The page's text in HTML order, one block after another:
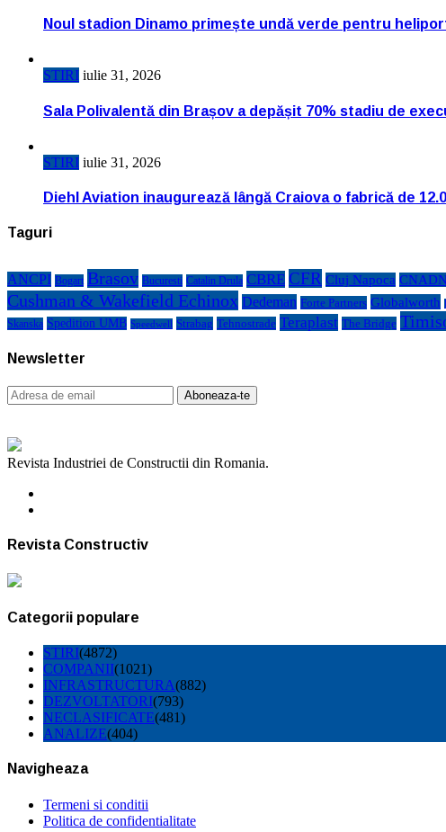
Noul stadion Dinamo primește undă verde pentru
STIRI iulie 31, 2026
Sala Polivalentă din Brașov a depășit 70% stadiu de
STIRI iulie 31, 2026
Diehl Aviation inaugurează lângă Craiova o fabrică de
Taguri
ANCPI Bogart Brasov Bucuresti Catalin Drula CBRE CFR Cluj Napoca
Cushman & Wakefield Echinox Dedeman Forte Partners Globalworth
Skanska Spedition UMB Speedwell Strabag Tehnostrade Teraplast The Bridge
Newsletter
Revista Industriei de Constructii din Romania.
Revista Constructiv
Categorii populare
STIRI(4872)
COMPANII(1021)
INFRASTRUCTURA(882)
DEZVOLTATORI(793)
NECLASIFICATE(481)
ANALIZE(404)
Navigheaza
Termeni si conditii
Politica de confidentialitate